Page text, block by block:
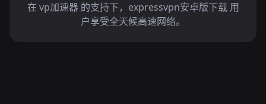
在 vp加速器 的支持下，expressvpn安卓版下载 用
户享受全天候高速网络。